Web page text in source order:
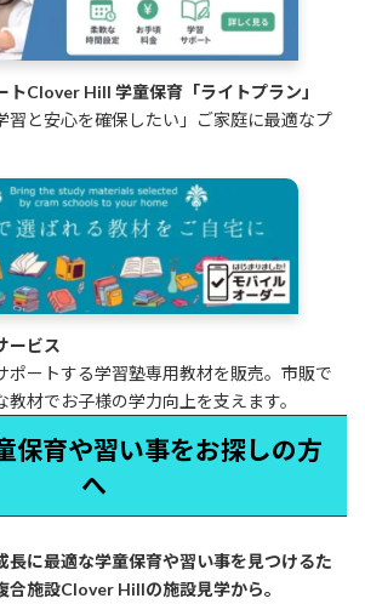
トClover Hill 学童保育「ライトプラン」
習と安心を確保したい」ご家庭に最適なプ
ービス
ポートする学習塾専用教材を販売。市販で
材でお子様の学力向上を支えます。
保育や習い事をお探しの方
へ
長に最適な学童保育や習い事を見つけるた
合施設Clover Hillの施設見学から。